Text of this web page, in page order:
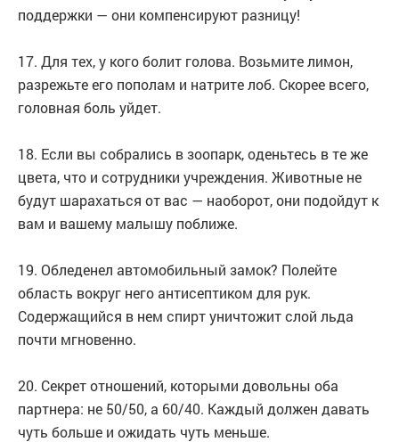
поддержки — они компенсируют разницу!
17. Для тех, у кого болит голова. Возьмите лимон,
разрежьте его пополам и натрите лоб. Скорее всего,
головная боль уйдет.
18. Если вы собрались в зоопарк, оденьтесь в те же
цвета, что и сотрудники учреждения. Животные не
будут шарахаться от вас — наоборот, они подойдут к
вам и вашему малышу поближе.
19. Обледенел автомобильный замок? Полейте
область вокруг него антисептиком для рук.
Содержащийся в нем спирт уничтожит слой льда
почти мгновенно.
20. Секрет отношений, которыми довольны оба
партнера: не 50/50, а 60/40. Каждый должен давать
чуть больше и ожидать чуть меньше.